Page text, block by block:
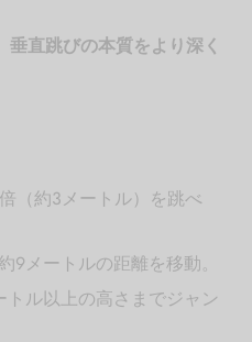
直跳びの本質をより深く
（約3メートル）を跳べ
9メートルの距離を移動。
トル以上の高さまでジャン